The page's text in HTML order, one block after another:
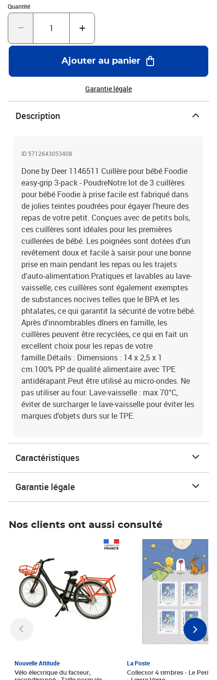
d'innombrables dîners en famille, les cuillères peuvent être
recyclées, ce qui en fait un excellent choix pour les repas de votre
famille.Détails : Dimensions : 14 x 2,5 x 1 cm.100% PP de qualité
ondes. Ne pas utiliser au four. Lave-vaisselle : max 70°C, éviter de
surcharger le lave-vaisselle pour éviter les marques d'objets durs
Quantité
Quantité : 1
Ajouter au panier
Garantie légale
Description
ID 5712643053408
Done by Deer 1146511 Cuillère pour bébé Foodie
easy-grip 3-pack - PoudreNotre lot de 3 cuillères
pour bébé Foodie à prise facile est fabriqué dans
de jolies teintes poudrées pour égayer l'heure des
repas de votre petit. Conçues avec de petits bols,
ces cuillères sont idéales pour les premières
cuillerées de bébé. Les poignées sont dotées d'un
revêtement doux et facile à saisir pour une bonne
prise en main pendant les repas ou les trajets
d'auto-alimentation.Pratiques et lavables au lave-
vaisselle, ces cuillères sont également exemptes
de substances nocives telles que le BPA et les
phtalates, ce qui garantit la sécurité de votre bébé.
Après d'innombrables dîners en famille, les
cuillères peuvent être recyclées, ce qui en fait un
excellent choix pour les repas de votre
famille.Détails : Dimensions : 14 x 2,5 x 1
cm.100% PP de qualité alimentaire avec TPE
antidérapant.Peut être utilisé au micro-ondes. Ne
pas utiliser au four. Lave-vaisselle : max 70°C,
éviter de surcharger le lave-vaisselle pour éviter les
marques d'objets durs sur le TPE.
Caractéristiques
Garantie légale
Nos clients ont aussi consulté
Nouvelle Attitude
Vélo électrique du facteur,
La Poste
Collector 4 timbres - Le Petit
Prix 6,25€ HT